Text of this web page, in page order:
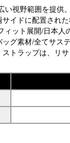
い視野範囲を提供
イドに配置され
ィット展開/日本
グ素材/全てサス
トラップは、リ